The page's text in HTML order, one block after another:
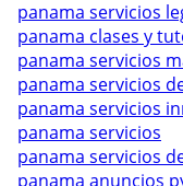
panama servicios
panama clases y
panama servicios
panama servicios
panama servicios
panama servicios
panama servicios
panama anuncios